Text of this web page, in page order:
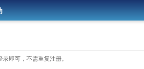
即可，不需重复注册。